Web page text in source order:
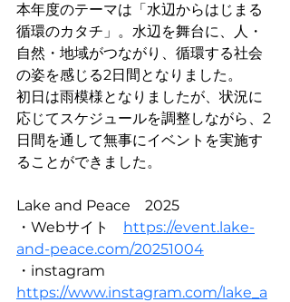
本年度のテーマは「水辺からはじまる
循環のカタチ」。水辺を舞台に、人・
自然・地域がつながり、循環する社会
の姿を感じる2日間となりました。
初日は雨模様となりましたが、状況に
応じてスケジュールを調整しながら、2
日間を通して無事にイベントを実施す
ることができました。
Lake and Peace　2025
・Webサイト
https://event.lake-
and-peace.com/20251004
・instagram
https://www.instagram.com/lake_a